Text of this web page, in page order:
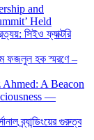
and
Held
সিইও ফ্যাক্টরি
ফজলুল হক স্মরণে –
A Beacon
—
ব্র্যান্ডিংয়ের গুরুত্ব